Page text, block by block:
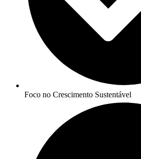
Foco no Crescimento Sustentável